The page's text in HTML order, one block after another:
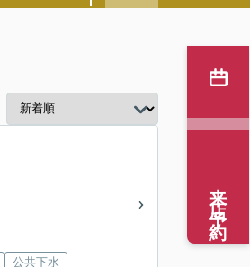
公共下水
来店予約